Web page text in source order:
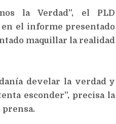
la Verdad”, el PLD
en el informe presentado
maquillar la realidad
develar la verdad y
esconder”, precisa la
prensa.